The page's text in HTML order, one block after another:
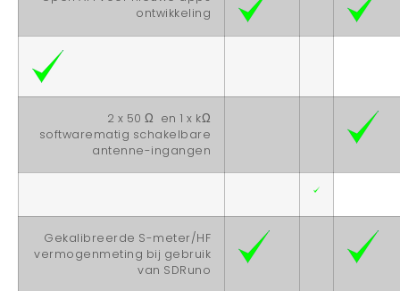
ontwikkeling
2 x 50 Ω en 1 x kΩ
softwarematig schakelbare
antenne-ingangen
Gekalibreerde S-meter/HF
vermogenmeting bij gebruik
van SDRuno